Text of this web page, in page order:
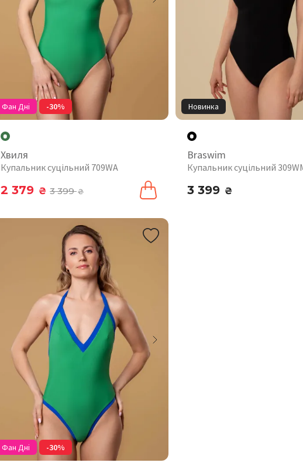
Фан Дні -30%
Хвиля
Купальник суцільний 709WA
2 379 ₴ 3 399₴
Новинка
Braswim
Купальник суцільний
3 399 ₴
Фан Дні -30%